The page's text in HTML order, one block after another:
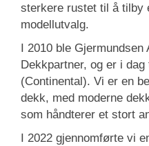
sterkere rustet til å tilby
modellutvalg.
I 2010 ble
Dekkpartner, og er i
(Continental). Vi er en
dekk, med moderne
som håndterer et stort
I 2022 gjennomførte vi